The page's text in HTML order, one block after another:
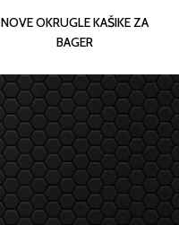
NOVE OKRUGLE KAŠIKE ZA
BAGER